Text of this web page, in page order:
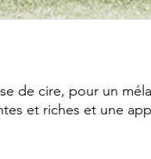
de cire, pour un
et riches et une